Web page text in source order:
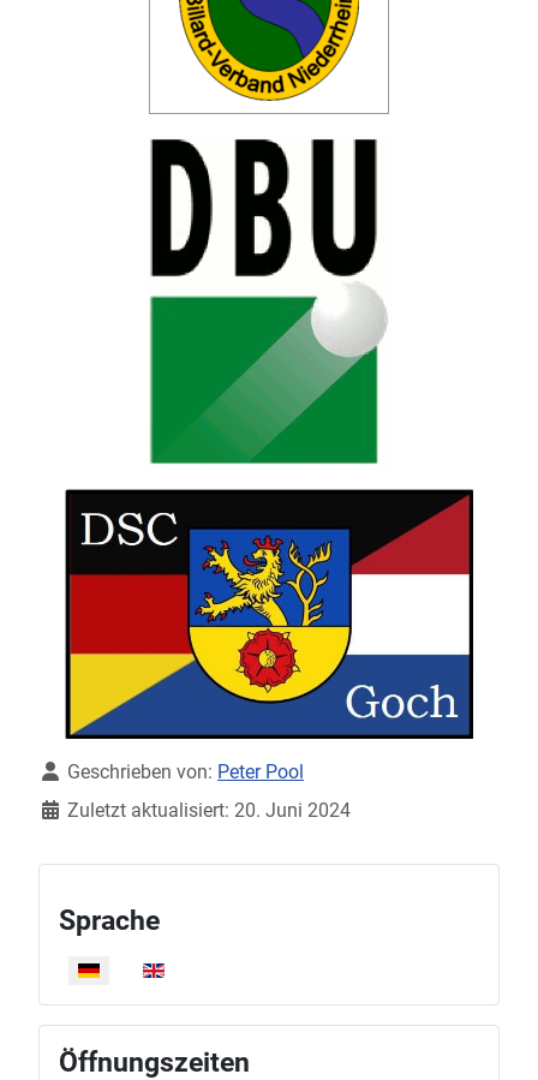
DetailsGeschrieben von: Peter Pool
Zuletzt aktualisiert: 20. Juni 2024
Sprache auswählen
Sprache
Öffnungszeiten